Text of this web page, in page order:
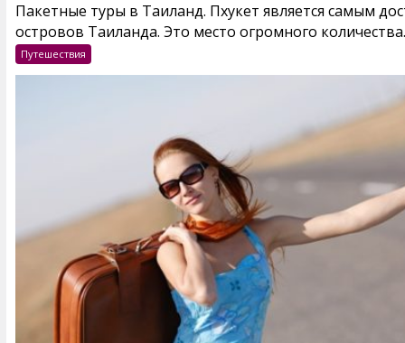
Пакетные туры в Таиланд. Пхукет является самым
островов Таиланда. Это место огромного
Путешествия